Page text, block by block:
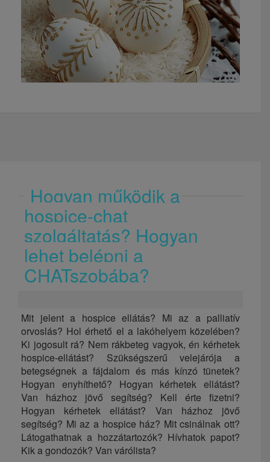
Hogyan működik a
hospice-chat
szolgáltatás? Hogyan
lehet belépni a
CHATszobába?
Mit jelent a hospice ellátás? Mi az a palliatív
orvoslás? Hol érhető el a lakóhelyem közelében?
Ki jogosult rá? Nem rákbeteg vagyok, én kérhetek
hospice-ellátást? Szükségszerű velejárója a
betegségnek a fájdalom és más kínzó tünetek?
Hogyan enyhíthető? Hogyan kérhetek ellátást?
Van házhoz jövő segítség? Kell érte fizetni?
Hogyan kérhetek ellátást? Van házhoz jövő
segítség? Mi az a hospice ház? Mit csinálnak ott?
Látogathatnak a hozzátartozók? Hívhatok papot?
Kik a gondozók? Van várólista?